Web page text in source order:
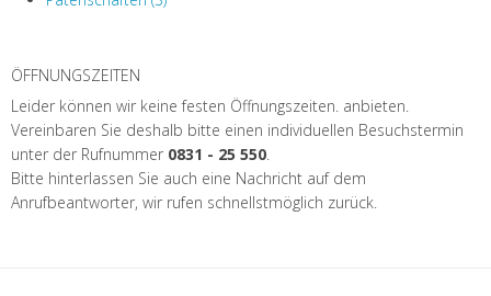
ÖFFNUNGSZEITEN
Leider können wir keine festen Öffnungszeiten. anbieten.
Vereinbaren Sie deshalb bitte einen individuellen Besuchstermin
unter der Rufnummer 0831 - 25 550.
Bitte hinterlassen Sie auch eine Nachricht auf dem
Anrufbeantworter, wir rufen schnellstmöglich zurück.